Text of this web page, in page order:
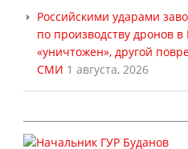
Российскими ударами
по производству дронов в
«уничтожен», другой
СМИ 1 августа, 2026